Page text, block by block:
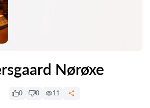
Nørøxe
0 0 11